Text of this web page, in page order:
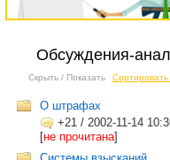
Обсуждения-
Скрыть / Показать Сортировать
О штрафах
+21 / 2002-11-14
[не прочитана]